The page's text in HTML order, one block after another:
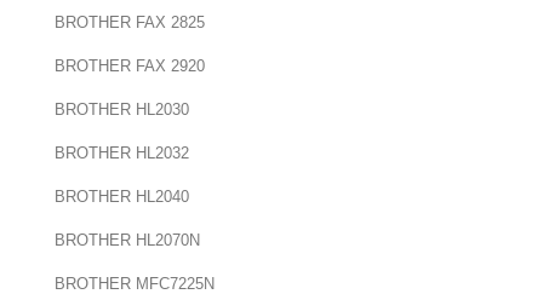
BROTHER FAX 2825
BROTHER FAX 2920
BROTHER HL2030
BROTHER HL2032
BROTHER HL2040
BROTHER HL2070N
BROTHER MFC7225N